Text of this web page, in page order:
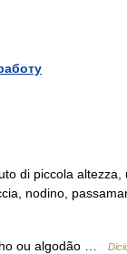
di piccola altezza,
nodino,
ou algodão …